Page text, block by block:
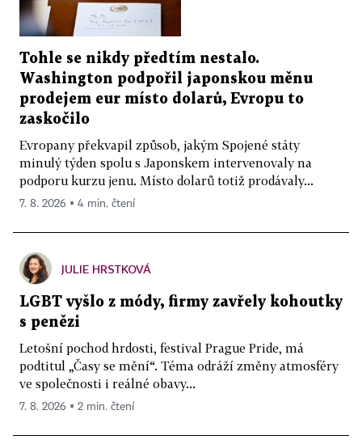
Tohle se nikdy předtím nestalo.
Washington podpořil japonskou měnu
prodejem eur místo dolarů, Evropu to
zaskočilo
Evropany překvapil způsob, jakým Spojené státy
minulý týden spolu s Japonskem intervenovaly na
podporu kurzu jenu. Místo dolarů totiž prodávaly...
7. 8. 2026 ▪ 4 min. čtení
JULIE HRSTKOVÁ
LGBT vyšlo z módy, firmy zavřely kohoutky
s penězi
Letošní pochod hrdosti, festival Prague Pride, má
podtitul „Časy se mění“. Téma odráží změny atmosféry
ve společnosti i reálné obavy...
7. 8. 2026 ▪ 2 min. čtení